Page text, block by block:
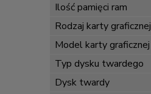
Ilość pamięci ram
Rodzaj karty graficznej
Model karty graficznej
Typ dysku twardego
Dysk twardy